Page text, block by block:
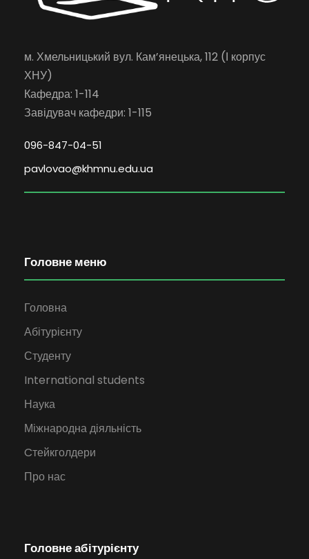
м. Хмельницький вул. Кам’янецька, 112 (І корпус
ХНУ)
Кафедра: 1-114
Завідувач кафедри: 1-115
096-847-04-51
pavlovao@khmnu.edu.ua
Головне меню
Головна
Абітурієнту
Студенту
International students
Наука
Міжнародна діяльність
Cтейкголдери
Про нас
Головне абітурієнту